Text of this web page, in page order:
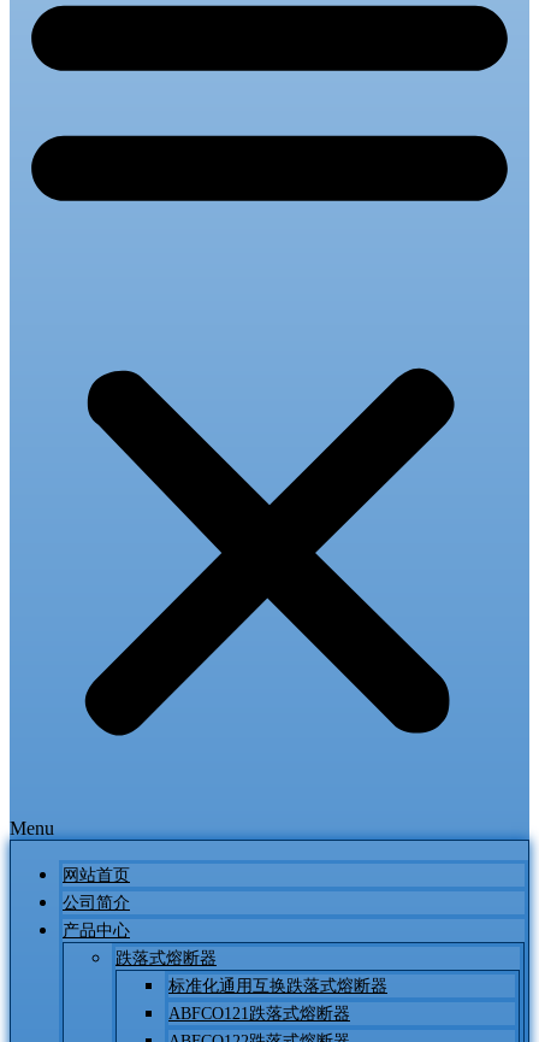
Menu
网站首页
公司简介
产品中心
跌落式熔断器
标准化通用互换跌落式熔断器
ABFCO121跌落式熔断器